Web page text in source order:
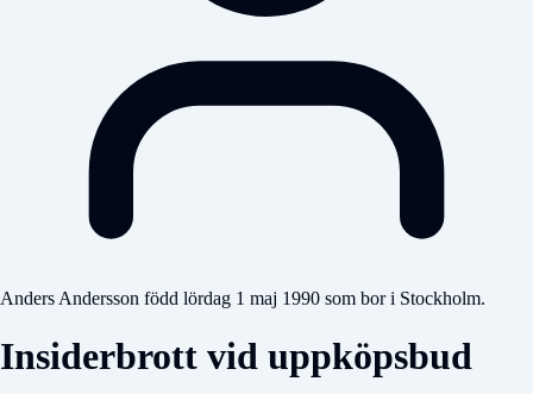
Anders Andersson född lördag 1 maj 1990 som bor i Stockholm.
Insiderbrott vid uppköpsbud